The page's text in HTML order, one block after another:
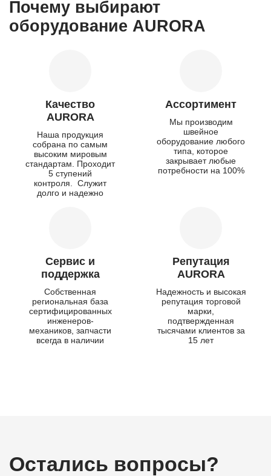
Почему выбирают
оборудование AURORA
Качество
AURORA
Наша продукция
собрана по самым
высоким мировым
стандартам. Проходит
5 ступений
контроля. Служит
долго и надежно
Ассортимент
Мы производим
швейное
оборудование любого
типа, которое
закрывает любые
потребности на 100%
Сервис и
поддержка
Собственная
региональная база
сертифицированных
инженеров-
механиков, запчасти
всегда в наличии
Репутация
AURORA
Надежность и высокая
репутация торговой
марки,
подтвержденная
тысячами клиентов за
15 лет
Остались вопросы?